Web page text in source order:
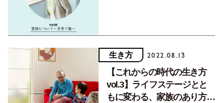
生き方 2022.08.13
【これからの時代の生き方
vol.3】ライフステージとと
もに変わる、家族のあり方ー